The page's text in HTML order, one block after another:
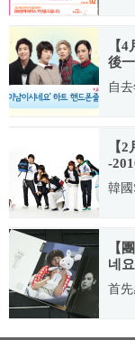
2009.11.04
【
後
飾
自
【
-
韓
2010.01.20
【
네
買
首